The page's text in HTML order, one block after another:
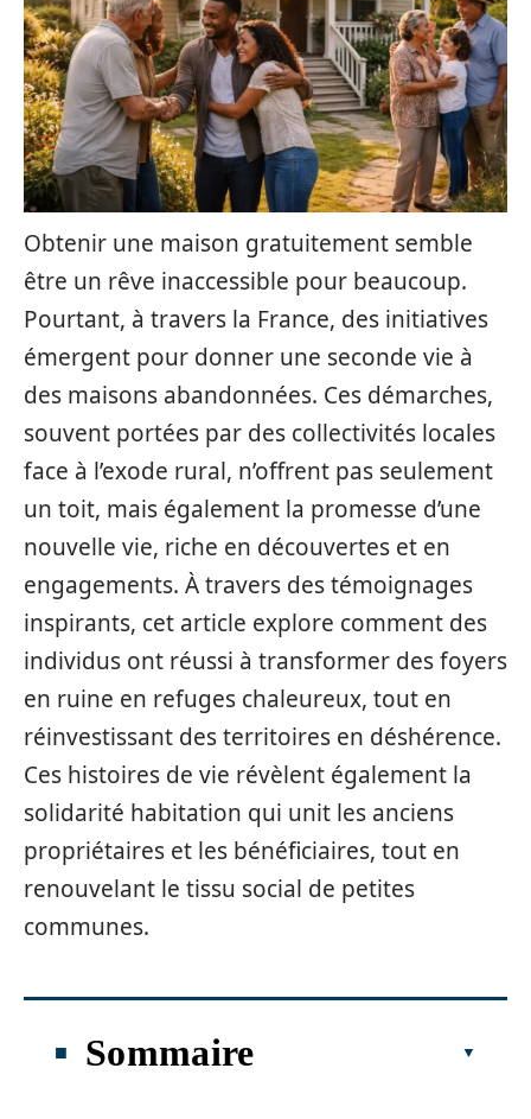
Obtenir une maison gratuitement semble
être un rêve inaccessible pour beaucoup.
Pourtant, à travers la France, des initiatives
émergent pour donner une seconde vie à
des maisons abandonnées. Ces démarches,
souvent portées par des collectivités locales
face à l’exode rural, n’offrent pas seulement
un toit, mais également la promesse d’une
nouvelle vie, riche en découvertes et en
engagements. À travers des témoignages
inspirants, cet article explore comment des
individus ont réussi à transformer des foyers
en ruine en refuges chaleureux, tout en
réinvestissant des territoires en déshérence.
Ces histoires de vie révèlent également la
solidarité habitation qui unit les anciens
propriétaires et les bénéficiaires, tout en
renouvelant le tissu social de petites
communes.
Sommaire